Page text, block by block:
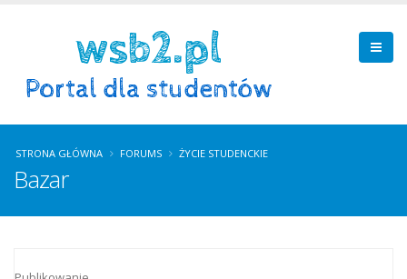
STRONA GŁÓWNA FORUMS ŻYCIE STUDENCKIE
Bazar
Strony